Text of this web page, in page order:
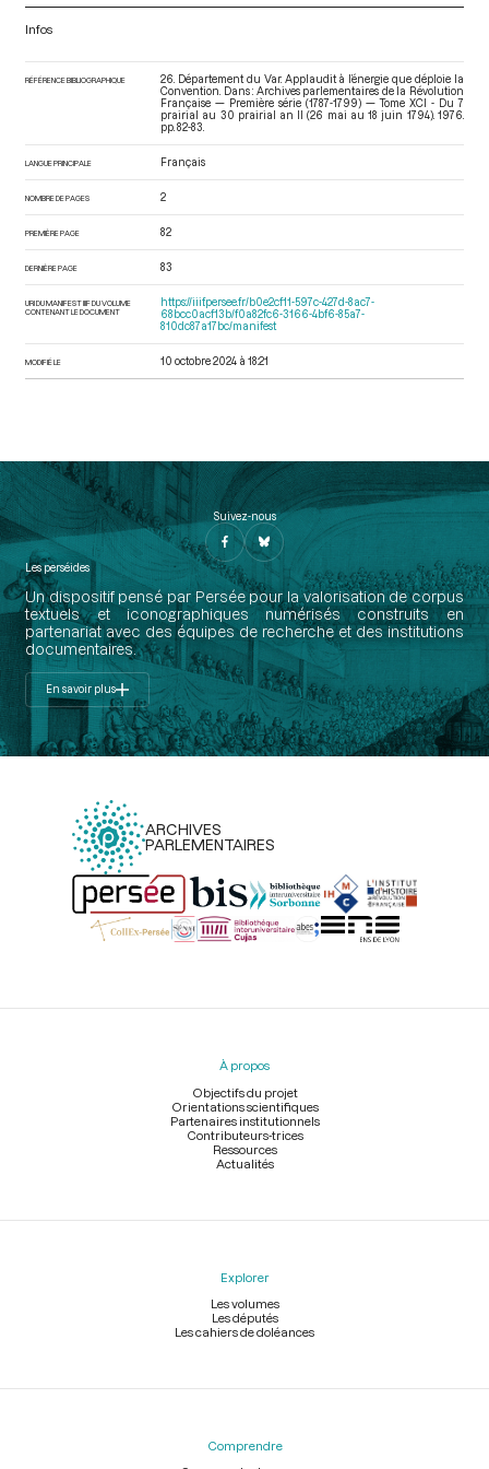
Infos
RÉFÉRENCE BIBLIOGRAPHIQUE
26. Département du Var. Applaudit à l’énergie que déploie la
Convention. Dans : Archives parlementaires de la Révolution
Française — Première série (1787-1799) — Tome XCI - Du 7
prairial au 30 prairial an II (26 mai au 18 juin 1794). 1976.
pp. 82-83.
LANGUE PRINCIPALE Français
NOMBRE DE PAGES 2
PREMIÈRE PAGE 82
DERNIÈRE PAGE 83
URI DU MANIFEST IIIF DU VOLUME
CONTENANT LE DOCUMENT
https://iiif.persee.fr/b0e2cf11-597c-427d-8ac7-
68bcc0acf13b/f0a82fc6-3166-4bf6-85a7-
810dc87a17bc/manifest
MODIFIÉ LE 10 octobre 2024 à 18:21
Suivez-nous
Les perséides
Un dispositif pensé par Persée pour la valorisation de corpus
textuels et iconographiques numérisés construits en
partenariat avec des équipes de recherche et des institutions
documentaires.
En savoir plus
ARCHIVES
PARLEMENTAIRES
Menu
À propos
Objectifs du projet
Orientations scientifiques
Partenaires institutionnels
Contributeurs-trices
Ressources
Actualités
Explorer
Les volumes
Les députés
Les cahiers de doléances
Comprendre